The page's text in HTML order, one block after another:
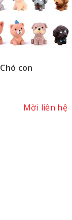
Chó con
Mời liên hệ